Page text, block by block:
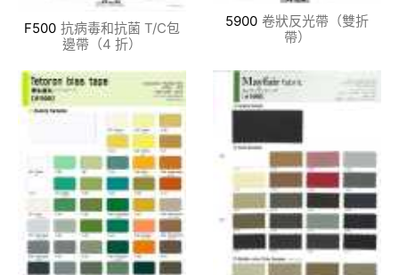
F500 抗病毒和抗菌 T/C包
邊帶（4 折）
5900 卷狀反光帶（雙折
帶）